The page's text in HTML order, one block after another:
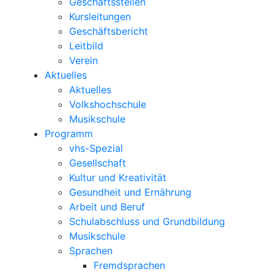
Kursleitungen
Geschäftsbericht
Leitbild
Verein
Aktuelles
Aktuelles
Volkshochschule
Musikschule
Programm
vhs-Spezial
Gesellschaft
Kultur und Kreativität
Gesundheit und Ernährung
Arbeit und Beruf
Schulabschluss und Grundbildung
Musikschule
Sprachen
Fremdsprachen